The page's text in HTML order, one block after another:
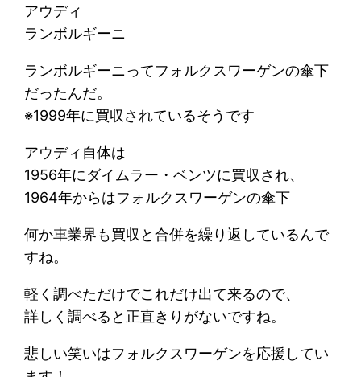
アウディ
ランボルギーニ
ランボルギーニってフォルクスワーゲンの傘下
だったんだ。
※1999年に買収されているそうです
アウディ自体は
1956年にダイムラー・ベンツに買収され、
1964年からはフォルクスワーゲンの傘下
何か車業界も買収と合併を繰り返しているんで
すね。
軽く調べただけでこれだけ出て来るので、
詳しく調べると正直きりがないですね。
悲しい笑いはフォルクスワーゲンを応援してい